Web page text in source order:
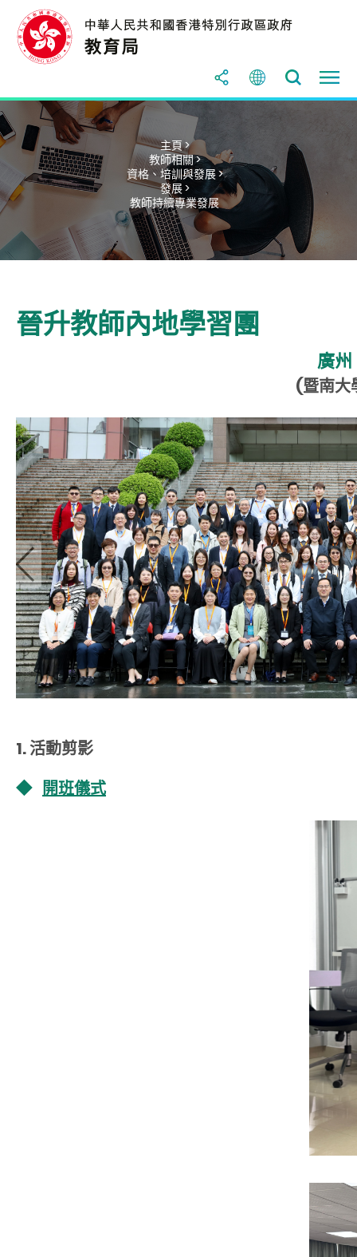
主頁 >
教師相關 >
資格、培訓與發展 >
發展 >
教師持續專業發展
晉升教師內地學習團
廣州
(暨南大
1. 活動剪影
◆
開班儀式